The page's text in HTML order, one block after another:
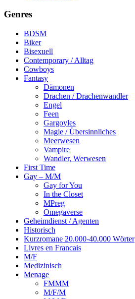
Genres
BDSM
Biker
Bisexuell
Contemporary / Alltag
Cowboys
Fantasy
Dämonen
Drachen / Drachenwandler
Engel
Feen
Gargoyles
Magie / Übersinnliches
Meerwesen
Vampire
Wandler, Werwesen
First Time
Gay – M/M
Gay for You
In the Closet
MPreg
Omegaverse
Geheimdienst / Agenten
Historisch
Kurzromane 20.000-40.000 Wörter
Livres en Francais
M/F
Medizinisch
Menage
FMMM
M/F/M